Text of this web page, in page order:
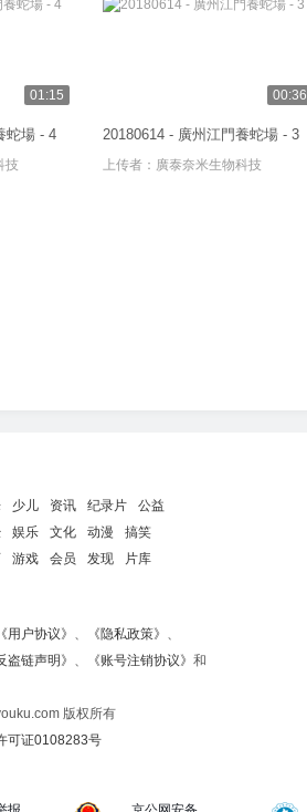
01:15
蛇場 - 4
技
00:36
20180614 - 廣州江門養蛇場 - 3
上传者： 廣泰奈米生物科技
少儿 资讯 纪录片
公益
娱乐 文化 动漫
搞笑
游戏 会员 发现 片库
用户协议》 、 《隐私政策》 、
盗链声明》 、 《账号注销协议》 和
版权所有
可证0108283号